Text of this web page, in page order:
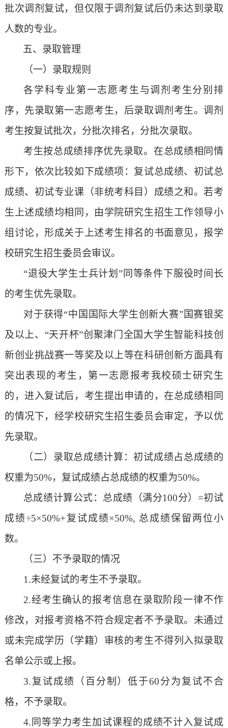
批次调剂复试，但仅限于调剂复试后仍未达到录取
人数的专业。
五、录取管理
（一） 录取规则
各学科专业第一志愿考生与调剂考生分别排
序，先录取第一志愿考生，后录取调剂考生。调剂
考生按复试批次，分批次排名，分批次录取。
考生按总成绩排序优先录取。在总成绩相同情
形下，依次比较如下成绩项：复试总成绩、初试总
成绩、初试专业课（非统考科目）成绩之和。若考
生上述成绩均相同，由学院研究生招生工作领导小
组讨论，形成关于上述考生排名的书面意见，报学
校研究生招生委员会审议。
“退役大学生士兵计划”同等条件下服役时间长
的考生优先录取。
对于获得“中国国际大学生创新大赛”国赛银奖
及以上、“天开杯”创聚津门全国大学生智能科技创
新创业挑战赛一等奖及以上等在科研创新方面具有
突出表现的考生，第一志愿报考我校硕士研究生
的，进入复试后，考生提出申请的，在总成绩相同
的情况下，经学校研究生招生委员会审定，予以优
先录取。
（二） 录取总成绩计算：初试成绩占总成绩的
权重为50%，复试成绩占总成绩的权重为50%。
总成绩计算公式：总成绩（满分100分）=初试
成绩÷5×50%+复试成绩×50%, 总成绩保留两位小
数。
（三） 不予录取的情况
1.未经复试的考生不予录取。
2.经考生确认的报考信息在录取阶段一律不作
修改，对报考资格不符合规定者不予录取。未通过
或未完成学历（学籍）审核的考生不得列入拟录取
名单公示或上报。
3.复试成绩（百分制）低于60分为复试不合
格，不予录取。
4.同等学力考生加试课程的成绩不计入复试成